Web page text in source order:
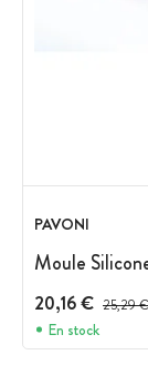
PAVONI
Moule
20,16 € Prix
25,29 €
En stock